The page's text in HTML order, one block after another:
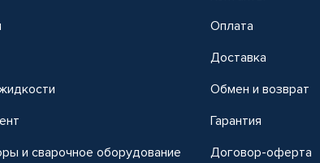
и сварочное оборудование
Оплата
Доставка
Обмен и возврат
Гарантия
Договор-оферта